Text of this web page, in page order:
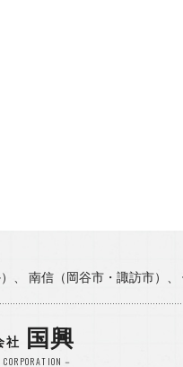
南信（岡谷市・諏訪市）、
社 国興
CORPORATION－